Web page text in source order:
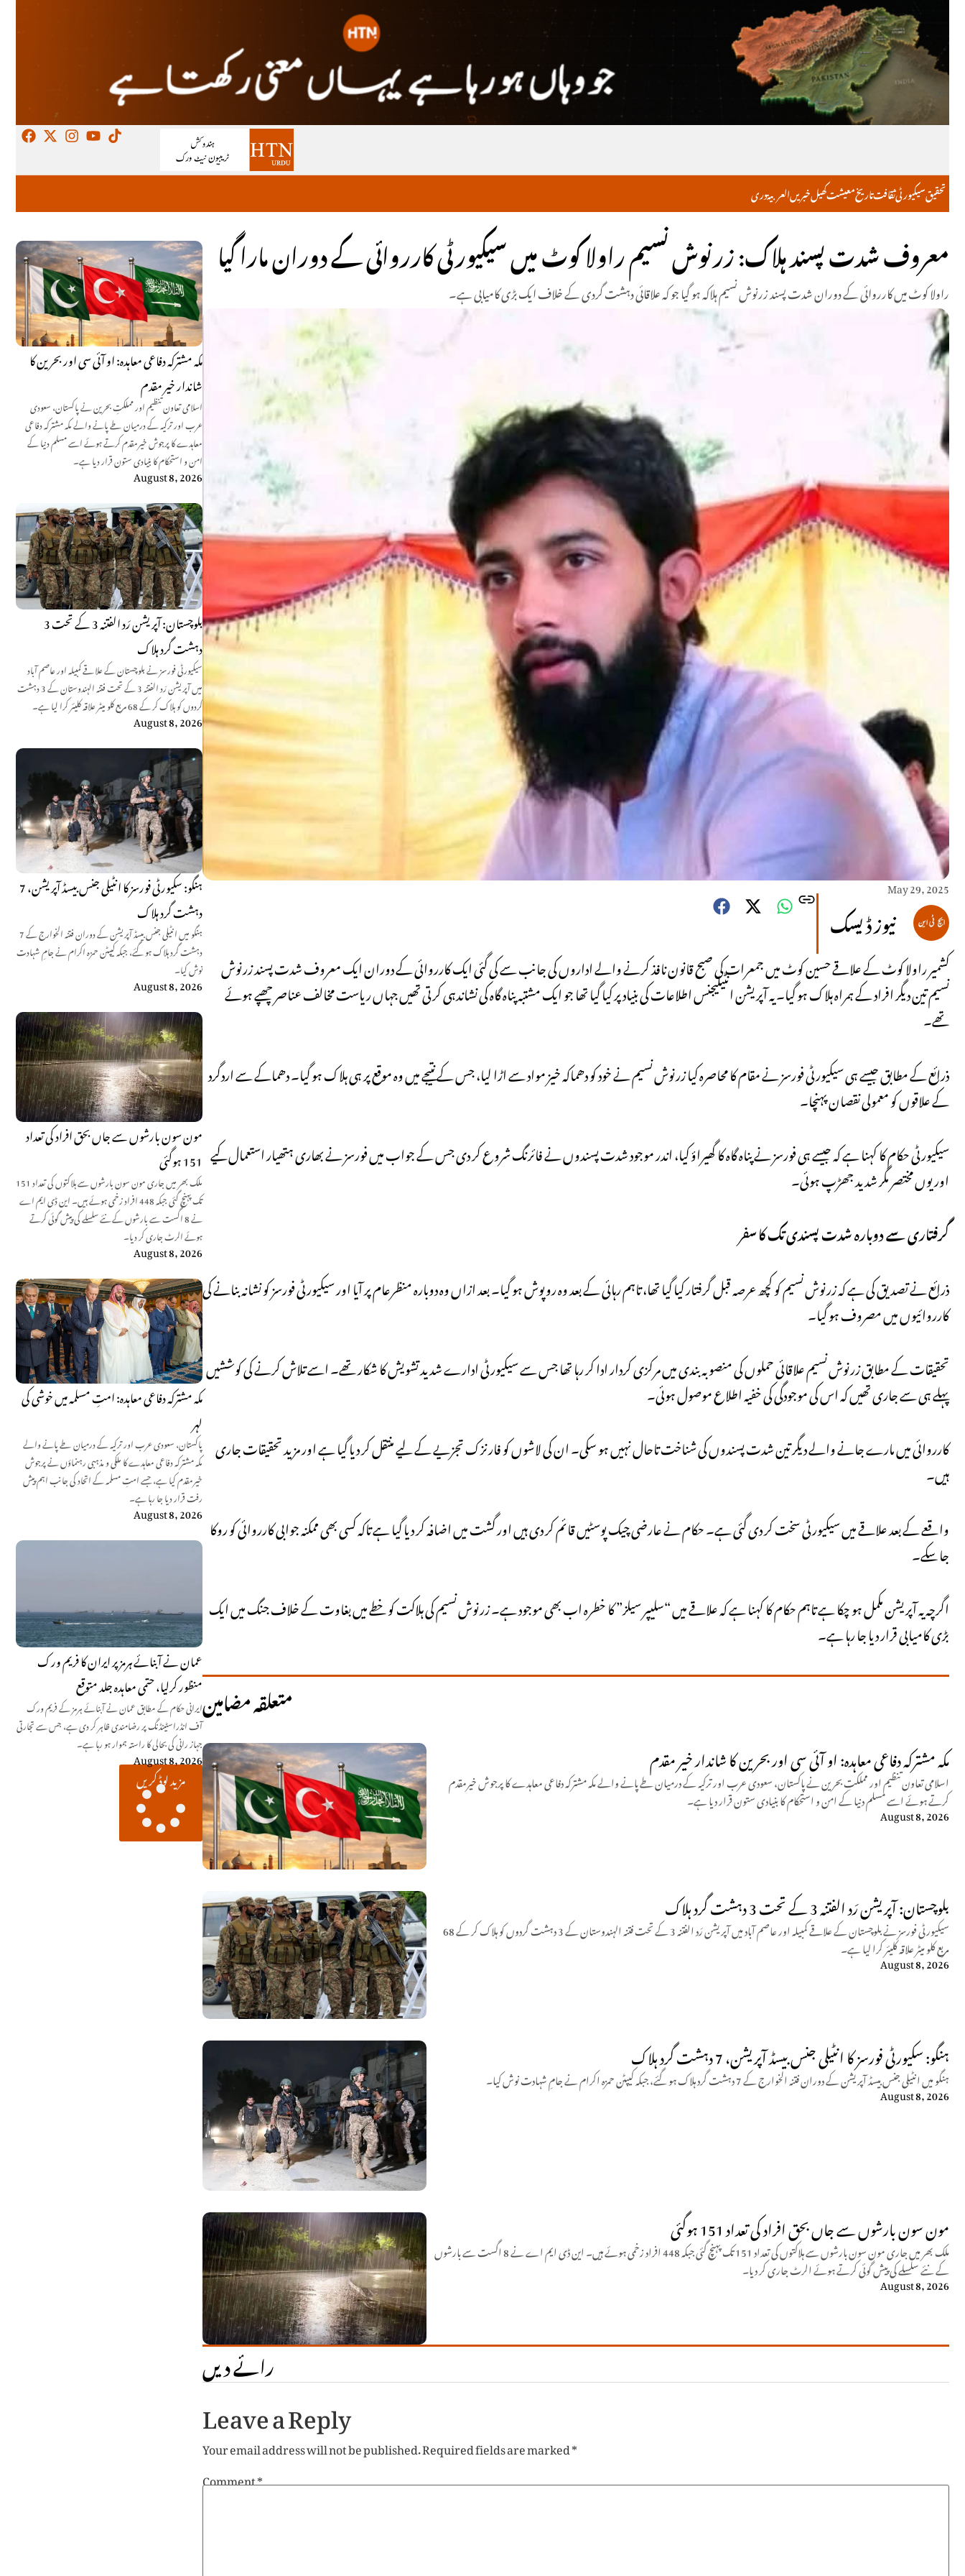
خبریںکھیلمعیشتتاریخثقافتسیکیورٹیتحقیق دریالعربية
مکہ مشترکہ دفاعی معاہدہ: او آئی سی اور بحرین کا
شاندار خیر مقدم
اسلامی تعاون تنظیم اور مملکتِ بحرین نے پاکستان، سعودی
عرب اور ترکیہ کے درمیان طے پانے والے مکہ مشترکہ دفاعی
معاہدے کا پرجوش خیرمقدم کرتے ہوئے اسے مسلم دنیا کے
امن و استحکام کا بنیادی ستون قرار دیا ہے۔
August 8, 2026
بلوچستان: آپریشن رَد الفتنہ 3 کے تحت 3
دہشت گرد ہلاک
سیکیورٹی فورسز نے بلوچستان کے علاقے کمبیلہ اور عاصم آباد
میں آپریشن رَد الفتنہ 3 کے تحت فتنہ الہندوستان کے 3 دہشت
گردوں کو ہلاک کر کے 68 مربع کلو میٹر علاقہ کلیئر کرا لیا ہے۔
August 8, 2026
ہنگو: سکیورٹی فورسز کا انٹیلی جنس بیسڈ آپریشن، 7
دہشت گرد ہلاک
ہنگو میں انٹیلی جنس بیسڈ آپریشن کے دوران فتنہ الخوارج کے 7
دہشت گرد ہلاک ہو گئے، جبکہ کیپٹن حمزہ اکرام نے جامِ شہادت
نوش کیا۔
August 8, 2026
مون سون بارشوں سے جاں بحق افراد کی تعداد
151 ہوگئی
ملک بھر میں جاری مون سون بارشوں سے ہلاکتوں کی تعداد 151
تک پہنچ گئی جبکہ 448 افراد زخمی ہوئے ہیں۔ این ڈی ایم اے
نے 8 اگست سے بارشوں کے نئے سلسلے کی پیش گوئی کرتے
ہوئے الرٹ جاری کر دیا۔
August 8, 2026
مکہ مشترکہ دفاعی معاہدہ: امتِ مسلمہ میں خوشی کی
لہر
پاکستان، سعودی عرب اور ترکیہ کے درمیان طے پانے والے
مکہ مشترکہ دفاعی معاہدے کا ملکی و مذہبی رہنماؤں نے پرجوش
خیرمقدم کیا ہے، جسے امتِ مسلمہ کے اتحاد کی جانب اہم پیش
رفت قرار دیا جا رہا ہے۔
August 8, 2026
عمان نے آبنائے ہرمز پر ایران کا فریم ورک
منظور کرلیا، حتمی معاہدہ جلد متوقع
ایرانی حکام کے مطابق عمان نے آبنائے ہرمز کے فریم ورک
آف انڈراسٹینڈنگ پر رضامندی ظاہر کر دی ہے، جس سے تجارتی
جہاز رانی کی بحالی کا راستہ ہموار ہو رہا ہے۔
August 8, 2026
مزید لوڈ کریں
معروف شدت پسند ہلاک: زرنوش نسیم راولا کوٹ میں سیکیورٹی کارروائی کے دوران مارا گیا
راولا کوٹ میں کارروائی کے دوران شدت پسند زرنوش نسیم ہلاکہ ہو گیا جو کہ علاقائی دہشت گردی کے خلاف ایک بڑی کامیابی ہے۔
May 29, 2025
نیوز ڈیسک
کشمیر راولا کوٹ کے علاقے حسین کوٹ میں جمعرات کی صبح قانون نافذ کرنے والے اداروں کی جانب سے کی گئی ایک کارروائی کے دوران ایک معروف شدت پسند زرنوش
نسیم تین دیگر افراد کے ہمراہ ہلاک ہو گیا۔ یہ آپریشن انٹیلیجنس اطلاعات کی بنیاد پر کیا گیا تھا جو ایک مشتبہ پناہ گاہ کی نشاندہی کرتی تھیں جہاں ریاست مخالف عناصر چھپے ہوئے
تھے۔
ذرائع کے مطابق جیسے ہی سیکیورٹی فورسز نے مقام کا محاصرہ کیا زرنوش نسیم نے خود کو دھماکہ خیز مواد سے اڑا لیا، جس کے نتیجے میں وہ موقع پر ہی ہلاک ہو گیا۔ دھماکے سے اردگرد
کے علاقوں کو معمولی نقصان پہنچا۔
سیکیورٹی حکام کا کہنا ہے کہ جیسے ہی فورسز نے پناہ گاہ کا گھیراؤ کیا، اندر موجود شدت پسندوں نے فائرنگ شروع کر دی جس کے جواب میں فورسز نے بھاری ہتھیار استعمال کیے
اور یوں مختصر مگر شدید جھڑپ ہوئی۔
گرفتاری سے دوبارہ شدت پسندی تک کا سفر
ذرائع نے تصدیق کی ہے کہ زرنوش نسیم کو کچھ عرصہ قبل گرفتار کیا گیا تھا، تاہم رہائی کے بعد وہ روپوش ہو گیا۔ بعد ازاں وہ دوبارہ منظرعام پر آیا اور سیکیورٹی فورسز کو نشانہ بنانے کی
کارروائیوں میں مصروف ہو گیا۔
تحقیقات کے مطابق زرنوش نسیم علاقائی حملوں کی منصوبہ بندی میں مرکزی کردار ادا کر رہا تھا جس سے سیکیورٹی ادارے شدید تشویش کا شکار تھے۔ اسے تلاش کرنے کی کوششیں
پہلے ہی سے جاری تھیں کہ اس کی موجودگی کی خفیہ اطلاع موصول ہوئی۔
کارروائی میں مارے جانے والے دیگر تین شدت پسندوں کی شناخت تاحال نہیں ہو سکی۔ ان کی لاشوں کو فارنزک تجزیے کے لیے منتقل کر دیا گیا ہے اور مزید تحقیقات جاری
ہیں۔
واقعے کے بعد علاقے میں سیکیورٹی سخت کر دی گئی ہے۔ حکام نے عارضی چیک پوسٹیں قائم کر دی ہیں اور گشت میں اضافہ کر دیا گیا ہے تاکہ کسی بھی ممکنہ جوابی کارروائی کو روکا
جا سکے۔
اگرچہ یہ آپریشن مکمل ہو چکا ہے تاہم حکام کا کہنا ہے کہ علاقے میں “سلیپر سیلز” کا خطرہ اب بھی موجود ہے۔ زرنوش نسیم کی ہلاکت کو خطے میں بغاوت کے خلاف جنگ میں ایک
بڑی کامیابی قرار دیا جا رہا ہے۔
متعلقہ مضامین
مکہ مشترکہ دفاعی معاہدہ: او آئی سی اور بحرین کا شاندار خیر مقدم
اسلامی تعاون تنظیم اور مملکتِ بحرین نے پاکستان، سعودی عرب اور ترکیہ کے درمیان طے پانے والے مکہ مشترکہ دفاعی معاہدے کا پرجوش خیرمقدم
کرتے ہوئے اسے مسلم دنیا کے امن و استحکام کا بنیادی ستون قرار دیا ہے۔
August 8, 2026
بلوچستان: آپریشن رَد الفتنہ 3 کے تحت 3 دہشت گرد ہلاک
سیکیورٹی فورسز نے بلوچستان کے علاقے کمبیلہ اور عاصم آباد میں آپریشن رَد الفتنہ 3 کے تحت فتنہ الہندوستان کے 3 دہشت گردوں کو ہلاک کر کے 68
مربع کلو میٹر علاقہ کلیئر کرا لیا ہے۔
August 8, 2026
ہنگو: سکیورٹی فورسز کا انٹیلی جنس بیسڈ آپریشن، 7 دہشت گرد ہلاک
ہنگو میں انٹیلی جنس بیسڈ آپریشن کے دوران فتنہ الخوارج کے 7 دہشت گرد ہلاک ہو گئے، جبکہ کیپٹن حمزہ اکرام نے جامِ شہادت نوش کیا۔
August 8, 2026
مون سون بارشوں سے جاں بحق افراد کی تعداد 151 ہوگئی
ملک بھر میں جاری مون سون بارشوں سے ہلاکتوں کی تعداد 151 تک پہنچ گئی جبکہ 448 افراد زخمی ہوئے ہیں۔ این ڈی ایم اے نے 8 اگست سے بارشوں
کے نئے سلسلے کی پیش گوئی کرتے ہوئے الرٹ جاری کر دیا۔
August 8, 2026
رائے دیں
Leave a Reply
Your email address will not be published.Required fields are marked*
Comment*